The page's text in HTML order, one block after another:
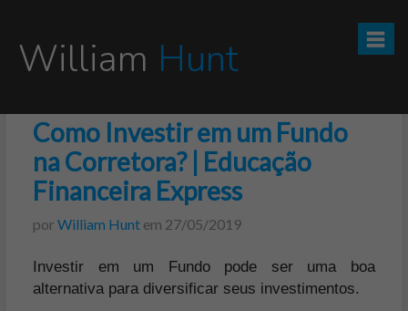
William Hunt
CURSO TESOURO DIRETO PRO
CURSO SEGREDOS DOS INVESTIMENTOS PARA INICIANTES
VÍDEOS
INFOGRÁFICOS
Como Investir em um Fundo
na Corretora? | Educação
Financeira Express
por William Hunt em 27/05/2019
Investir em um Fundo pode ser uma boa
alternativa para diversificar seus investimentos.